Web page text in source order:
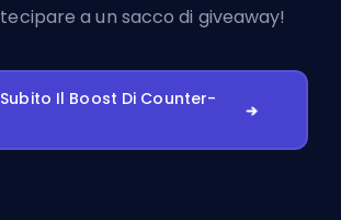
a un sacco di giveaway!
Il Boost Di Counter-